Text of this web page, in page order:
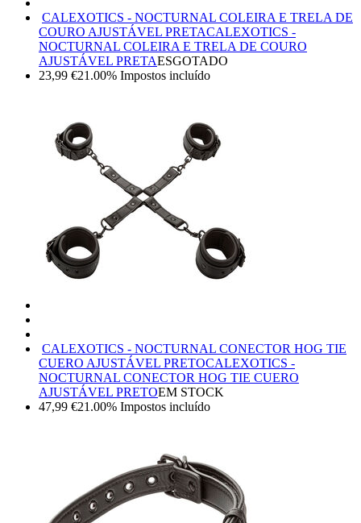
CALEXOTICS - NOCTURNAL COLEIRA E TRELA DE
COURO AJUSTÁVEL PRETACALEXOTICS -
NOCTURNAL COLEIRA E TRELA DE COURO
AJUSTÁVEL PRETAESGOTADO
23,99 €21.00% Impostos incluído
CALEXOTICS - NOCTURNAL CONECTOR HOG TIE
CUERO AJUSTÁVEL PRETOCALEXOTICS -
NOCTURNAL CONECTOR HOG TIE CUERO
AJUSTÁVEL PRETOEM STOCK
47,99 €21.00% Impostos incluído